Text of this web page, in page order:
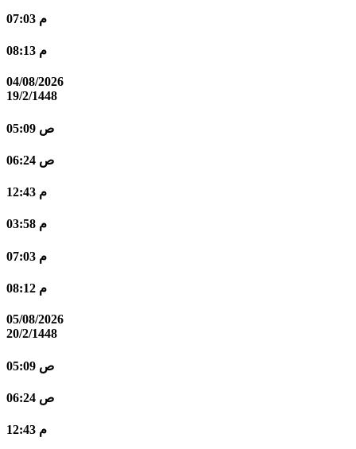
07:03 م
08:13 م
04/08/2026
19/2/1448
05:09 ص
06:24 ص
12:43 م
03:58 م
07:03 م
08:12 م
05/08/2026
20/2/1448
05:09 ص
06:24 ص
12:43 م